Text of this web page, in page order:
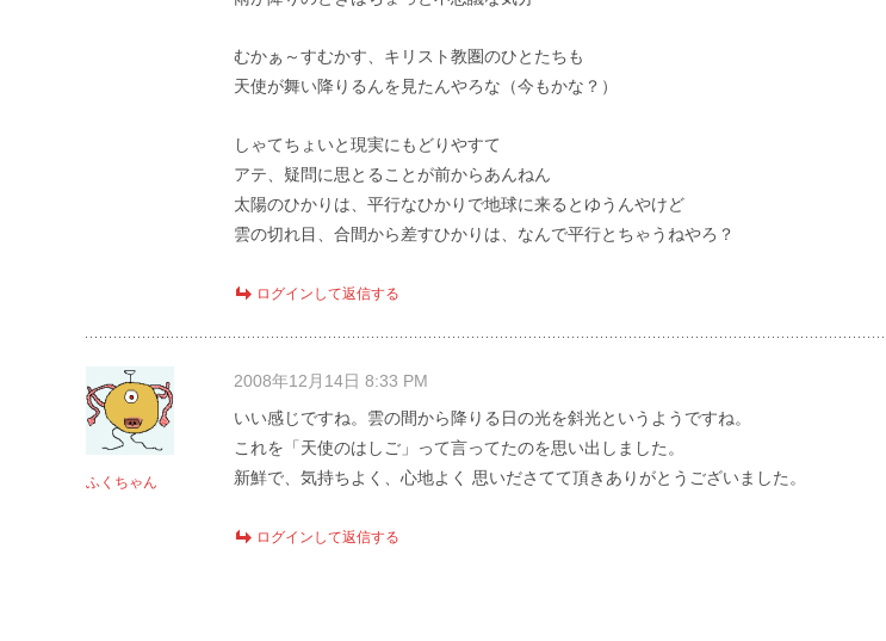
むかぁ～すむかす、キリスト教圏のひとたちも
天使が舞い降りるんを見たんやろな（今もかな？）
しゃてちょいと現実にもどりやすて
アテ、疑問に思とることが前からあんねん
太陽のひかりは、平行なひかりで地球に来るとゆうんやけど
雲の切れ目、合間から差すひかりは、なんで平行とちゃうねやろ？
ログインして返信する
ふくちゃん
2008年12月14日 8:33 PM
いい感じですね。雲の間から降りる日の光を斜光というようですね。
これを「天使のはしご」って言ってたのを思い出しました。
新鮮で、気持ちよく、心地よく 思いださてて頂きありがとうございました。
ログインして返信する